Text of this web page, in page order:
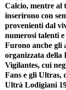
Calcio, mentre al
inserirono con
provenienti dal
numerosi talenti
Furono anche gli
organizzata della
Vigilantes, cui
Fans e gli Ultras,
Ultrà Lodigiani